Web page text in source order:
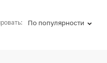
По популярности